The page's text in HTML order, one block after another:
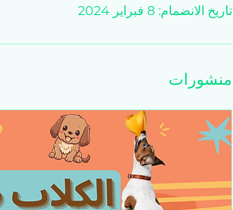
تاريخ الانضمام: 8 فبراير 2024
منشورات